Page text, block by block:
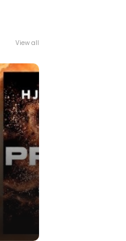
View all